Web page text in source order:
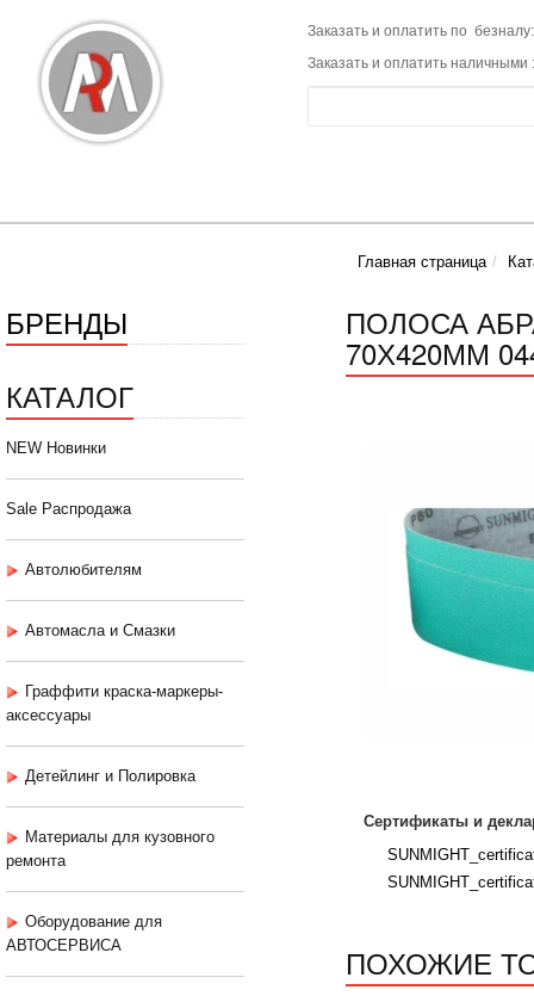
Заказать и оплатить по
Заказать и оплатить наличными
Главная страница
БРЕНДЫ
КАТАЛОГ
NEW Новинки
Sale Распродажа
Автолюбителям
Автомасла и Смазки
Граффити краска-маркеры-
аксессуары
Детейлинг и Полировка
Материалы для кузовного
ремонта
Оборудование для
АВТОСЕРВИСА
ПОЛОСА
70Х420ММ
Сертификаты и
ПОХОЖИЕ